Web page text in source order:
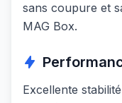
sans coupure et
MAG Box.
Excellente